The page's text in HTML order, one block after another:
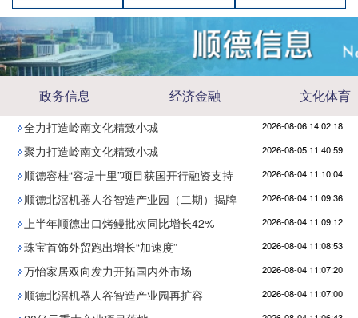
政务信息 经济金融 文化体育
全力打造岭南文化精致小城 2026-08-06 14:02:18
聚力打造岭南文化精致小城 2026-08-05 11:40:59
顺德容桂“容堤十里”项目获国开行融资支持 2026-08-04 11:10:04
顺德北滘机器人谷智造产业园（二期）揭牌 2026-08-04 11:09:36
上半年顺德出口烤鳗批次同比增长42% 2026-08-04 11:09:12
珠宝首饰外贸跑出增长“加速度” 2026-08-04 11:08:53
万怡家居双向发力开拓国内外市场 2026-08-04 11:07:20
顺德北滘机器人谷智造产业园再扩容 2026-08-04 11:07:00